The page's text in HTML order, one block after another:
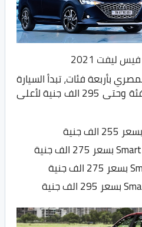
بأربعة فئات، تبدأ السيارة
بسعر 255 الف جنية لأول فئة وحتى 295 الف جنية لأعلى